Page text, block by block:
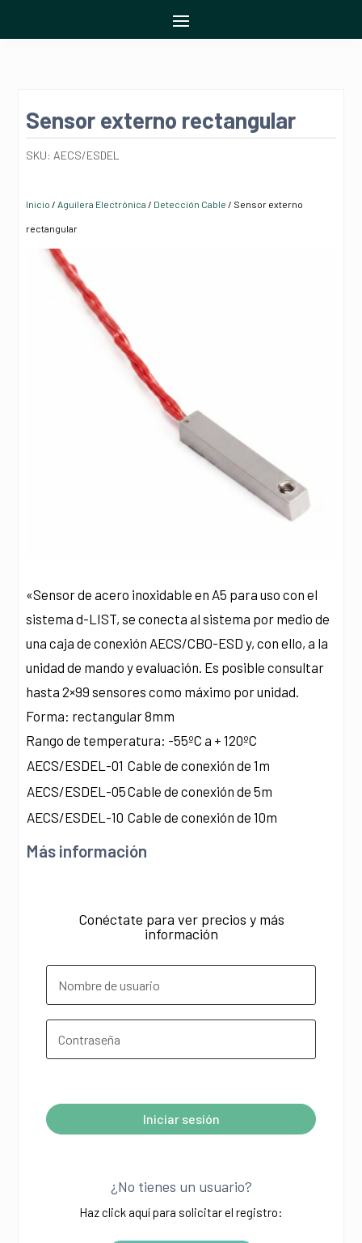
Sensor externo rectangular
SKU: AECS/ESDEL
Inicio /Aguilera Electrónica / Detección Cable / Sensor externo
rectangular
«Sensor de acero inoxidable en A5 para uso con el
sistema d-LIST, se conecta al sistema por medio de
una caja de conexión AECS/CBO-ESD y, con ello, a la
unidad de mando y evaluación. Es posible consultar
hasta 2×99 sensores como máximo por unidad.
Forma: rectangular 8mm
Rango de temperatura: -55ºC a + 120ºC
AECS/ESDEL-01 Cable de conexión de 1m
AECS/ESDEL-05Cable de conexión de 5m
AECS/ESDEL-10 Cable de conexión de 10m
Más información
Conéctate para ver precios y más
información
Iniciar sesión
¿No tienes un usuario?
Haz click aquí para solicitar el registro: